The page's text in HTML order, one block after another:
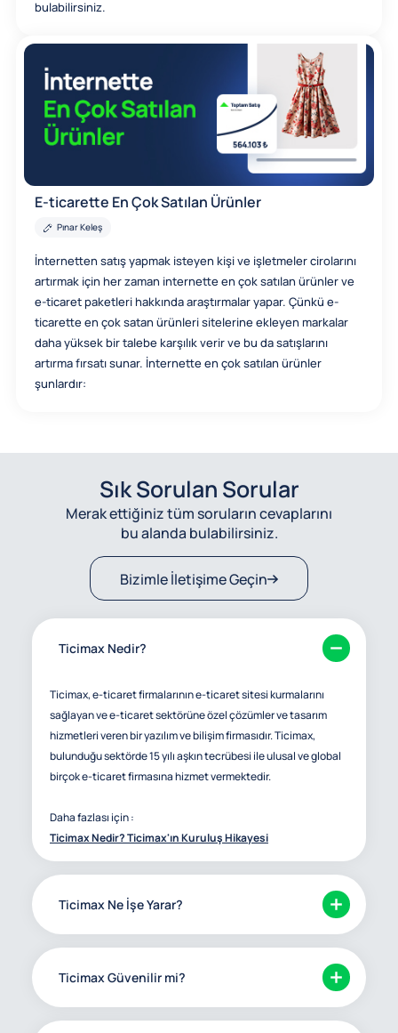
bulabilirsiniz.
E-ticarette En Çok Satılan Ürünler
Pınar Keleş
İnternetten satış yapmak isteyen kişi ve işletmeler cirolarını
artırmak için her zaman internette en çok satılan ürünler ve
e-ticaret paketleri hakkında araştırmalar yapar. Çünkü e-
ticarette en çok satan ürünleri sitelerine ekleyen markalar
daha yüksek bir talebe karşılık verir ve bu da satışlarını
artırma fırsatı sunar. İnternette en çok satılan ürünler
şunlardır:
Sık Sorulan Sorular
Merak ettiğiniz tüm soruların cevaplarını
bu alanda bulabilirsiniz.
Bizimle İletişime Geçin
Ticimax Nedir?
Ticimax, e-ticaret firmalarının e-ticaret sitesi kurmalarını
sağlayan ve e-ticaret sektörüne özel çözümler ve tasarım
hizmetleri veren bir yazılım ve bilişim firmasıdır. Ticimax,
bulunduğu sektörde 15 yılı aşkın tecrübesi ile ulusal ve global
birçok e-ticaret firmasına hizmet vermektedir.
Daha fazlası için :
Ticimax Nedir? Ticimax'ın Kuruluş Hikayesi
Ticimax Ne İşe Yarar?
Ticimax Güvenilir mi?